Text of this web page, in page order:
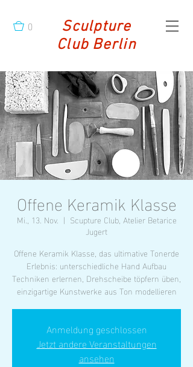
0
Sculpture
Club Berlin
Offene Keramik Klasse
Mi., 13. Nov.
  |
Scupture Club, Atelier Betarice
Jugert
Offene Keramik Klasse, das ultimative Tonerde
Erlebnis: unterschiedliche Hand Aufbau
Techniken erlernen, Drehscheibe töpfern üben,
einzigartige Kunstwerke aus Ton modellieren
Anmeldung geschlossen
Jetzt andere Veranstaltungen
ansehen